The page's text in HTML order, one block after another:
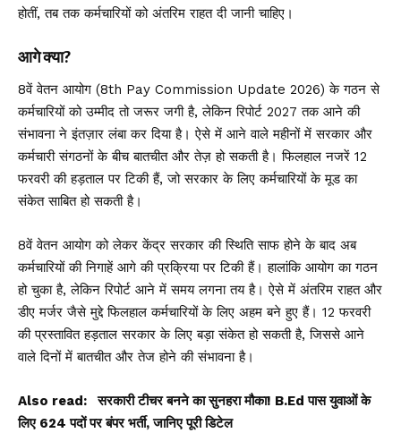
होतीं, तब तक कर्मचारियों को अंतरिम राहत दी जानी चाहिए।
आगे क्या?
8वें वेतन आयोग (8th Pay Commission Update 2026) के गठन से
कर्मचारियों को उम्मीद तो जरूर जगी है, लेकिन रिपोर्ट 2027 तक आने की
संभावना ने इंतज़ार लंबा कर दिया है। ऐसे में आने वाले महीनों में सरकार और
कर्मचारी संगठनों के बीच बातचीत और तेज़ हो सकती है। फिलहाल नजरें 12
फरवरी की हड़ताल पर टिकी हैं, जो सरकार के लिए कर्मचारियों के मूड का
संकेत साबित हो सकती है।
8वें वेतन आयोग को लेकर केंद्र सरकार की स्थिति साफ होने के बाद अब
कर्मचारियों की निगाहें आगे की प्रक्रिया पर टिकी हैं। हालांकि आयोग का गठन
हो चुका है, लेकिन रिपोर्ट आने में समय लगना तय है। ऐसे में अंतरिम राहत और
डीए मर्जर जैसे मुद्दे फिलहाल कर्मचारियों के लिए अहम बने हुए हैं। 12 फरवरी
की प्रस्तावित हड़ताल सरकार के लिए बड़ा संकेत हो सकती है, जिससे आने
वाले दिनों में बातचीत और तेज होने की संभावना है।
Also read:
सरकारी टीचर बनने का सुनहरा मौका! B.Ed पास युवाओं के
लिए 624 पदों पर बंपर भर्ती, जानिए पूरी डिटेल